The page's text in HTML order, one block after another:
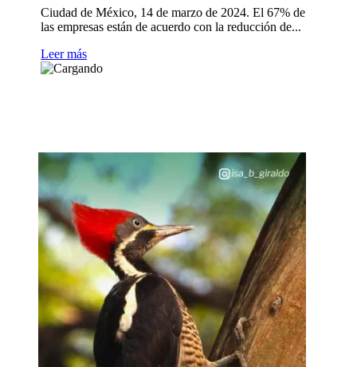
Ciudad de México, 14 de marzo de 2024. El 67% de
las empresas están de acuerdo con la reducción de...
Leer más